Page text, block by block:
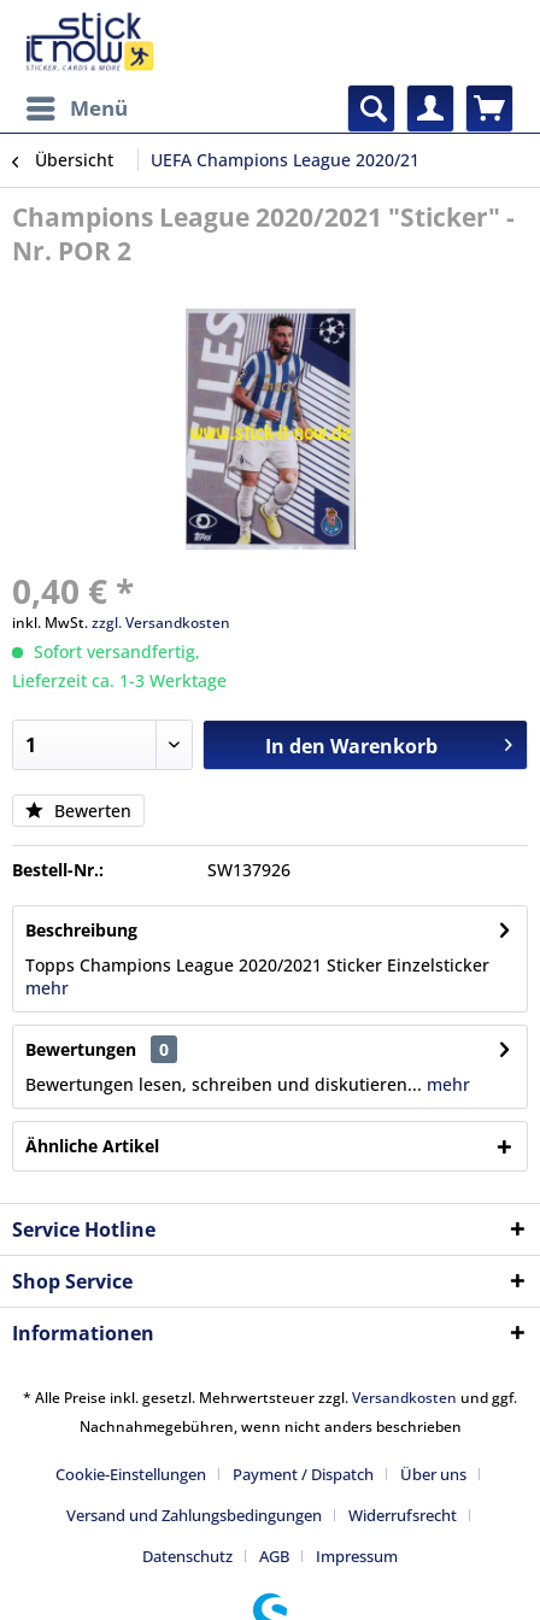
Menü
Übersicht UEFA Champions League 2020/21
Champions League 2020/2021 "Sticker" -
Nr. POR 2
0,40 € *
inkl. MwSt.zzgl. Versandkosten
Sofort versandfertig,
Lieferzeit ca. 1-3 Werktage
In den Warenkorb
Bewerten
Bestell-Nr.: SW137926
Beschreibung
Topps Champions League 2020/2021 Sticker Einzelsticker
mehr
Bewertungen
0
Bewertungen lesen, schreiben und diskutieren... mehr
Ähnliche Artikel
Service Hotline
Shop Service
Informationen
* Alle Preise inkl. gesetzl. Mehrwertsteuer zzgl.Versandkosten und ggf.
Nachnahmegebühren, wenn nicht anders beschrieben
Cookie-Einstellungen Payment / Dispatch
Über uns
Versand und Zahlungsbedingungen
Widerrufsrecht
Datenschutz
AGB Impressum